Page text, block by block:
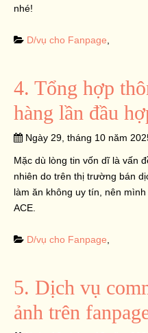
nhé!
D/vụ cho Fanpage,
4. Tổng hợp
hàng lần đầu
Ngày 29, tháng 10 năm
Mặc dù lòng tin vốn dĩ là vấn
nhiên do trên thị trường bán
làm ăn không uy tín, nên
ACE.
D/vụ cho Fanpage,
5. Dịch vụ
ảnh trên